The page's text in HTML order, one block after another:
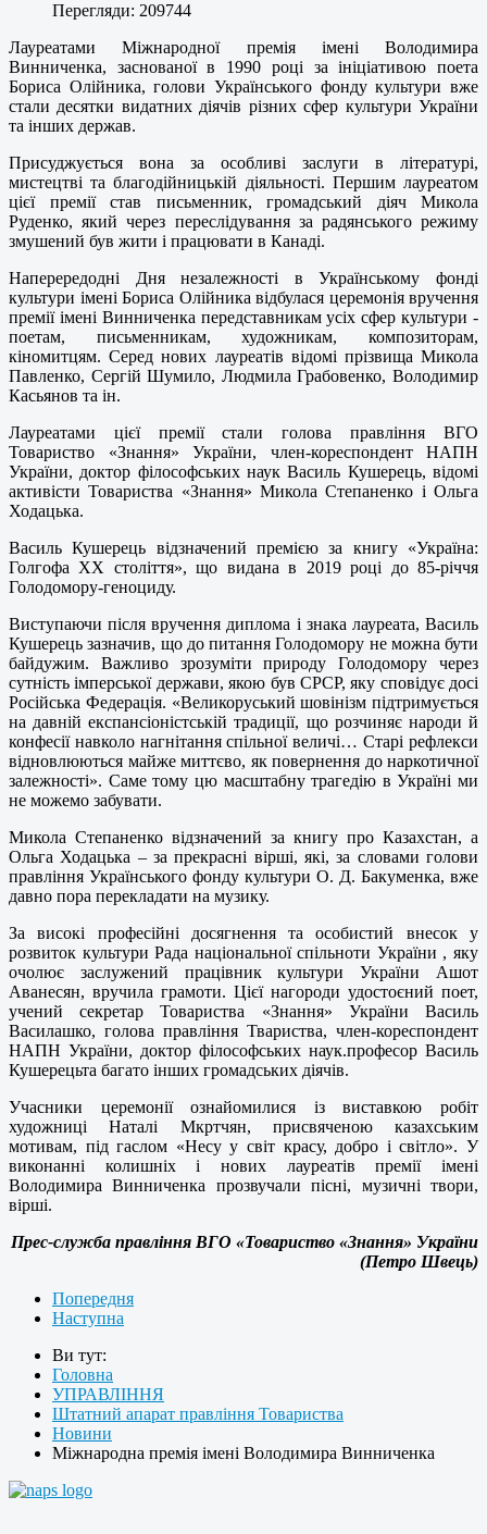
Перегляди: 209744
Лауреатами Міжнародної премія імені Володимира
Винниченка, заснованої в 1990 році за ініціативою поета
Бориса Олійника, голови Українського фонду культури вже
стали десятки видатних діячів різних сфер культури України
та інших держав.
Присуджується вона за особливі заслуги в літературі,
мистецтві та благодійницькій діяльності. Першим лауреатом
цієї премії став письменник, громадський діяч Микола
Руденко, який через переслідування за радянського режиму
змушений був жити і працювати в Канаді.
Наперередодні Дня незалежності в Українському фонді
культури імені Бориса Олійника відбулася церемонія вручення
премії імені Винниченка передставникам усіх сфер культури -
поетам, письменникам, художникам, композиторам,
кіномитцям. Серед нових лауреатів відомі прізвища Микола
Павленко, Сергій Шумило, Людмила Грабовенко, Володимир
Касьянов та ін.
Лауреатами цієї премії стали голова правління ВГО
Товариство «Знання» України, член-кореспондент НАПН
України, доктор філософських наук Василь Кушерець, відомі
активісти Товариства «Знання» Микола Степаненко і Ольга
Ходацька.
Василь Кушерець відзначений премією за книгу «Україна:
Голгофа ХХ століття», що видана в 2019 році до 85-річчя
Голодомору-геноциду.
Виступаючи після вручення диплома і знака лауреата, Василь
Кушерець зазначив, що до питання Голодомору не можна бути
байдужим. Важливо зрозуміти природу Голодомору через
сутність імперської держави, якою був СРСР, яку сповідує досі
Російська Федерація. «Великоруський шовінізм підтримується
на давній експансіоністській традиції, що розчиняє народи й
конфесії навколо нагнітання спільної величі… Старі рефлекси
відновлюються майже миттєво, як повернення до наркотичної
залежності». Саме тому цю масштабну трагедію в Україні ми
не можемо забувати.
Микола Степаненко відзначений за книгу про Казахстан, а
Ольга Ходацька – за прекрасні вірші, які, за словами голови
правління Українського фонду культури О. Д. Бакуменка, вже
давно пора перекладати на музику.
За високі професійні досягнення та особистий внесок у
розвиток культури Рада національної спільноти України , яку
очолює заслужений працівник культури України Ашот
Аванесян, вручила грамоти. Цієї нагороди удостоєний поет,
учений секретар Товариства «Знання» України Василь
Василашко, голова правління Твариства, член-кореспондент
НАПН України, доктор філософських наук.професор Василь
Кушерецьта багато інших громадських діячів.
Учасники церемонії ознайомилися із виставкою робіт
художниці Наталі Мкртчян, присвяченою казахським
мотивам, під гаслом «Несу у світ красу, добро і світло». У
виконанні колишніх і нових лауреатів премії імені
Володимира Винниченка прозвучали пісні, музичні твори,
вірші.
Прес-служба правління ВГО «Товариство «Знання» України
(Петро Швець)
Попередня
Наступна
Ви тут:
Головна
УПРАВЛІННЯ
Штатний апарат правління Товариства
Новини
Міжнародна премія імені Володимира Винниченка